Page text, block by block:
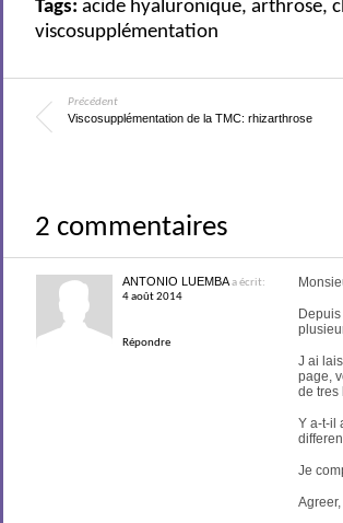
Tags:acide hyaluronique,arthrose,
viscosupplémentation
Précédent
Viscosupplémentation de la TMC: rhizarthrose
2 commentaires
ANTONIO LUEMBAa écrit:
4 août 2014
Répondre
J ai
page,
de tres
Y a-t-il
Je